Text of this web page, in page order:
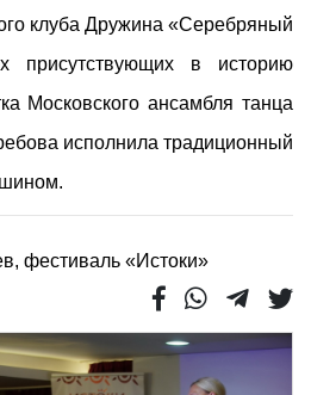
клуба Дружина «Серебряный
присутствующих в историю
Московского ансамбля танца
исполнила традиционный
фестиваль «Истоки»